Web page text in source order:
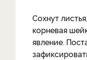
Сохнут
корневая
явление.